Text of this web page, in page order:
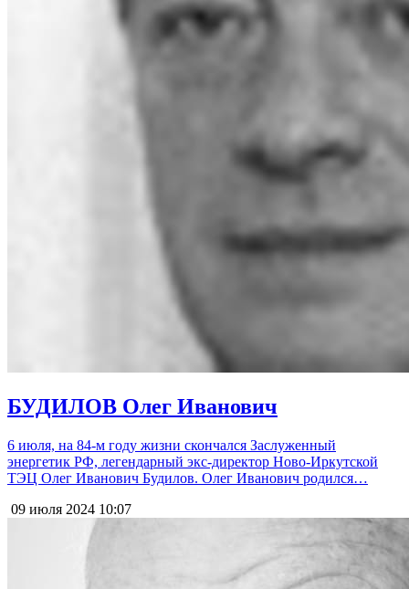
БУДИЛОВ Олег Иванович
6 июля, на 84-м году жизни скончался Заслуженный
энергетик РФ, легендарный экс-директор Ново-Иркутской
ТЭЦ Олег Иванович Будилов. Олег Иванович родился…
09 июля 2024 10:07